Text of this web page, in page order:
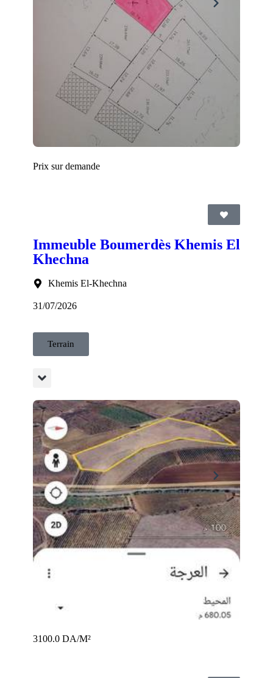
Prix sur demande
Immeuble Boumerdès Khemis El
Khechna
Khemis El-Khechna
31/07/2026
Terrain
3100.0 DA/M²